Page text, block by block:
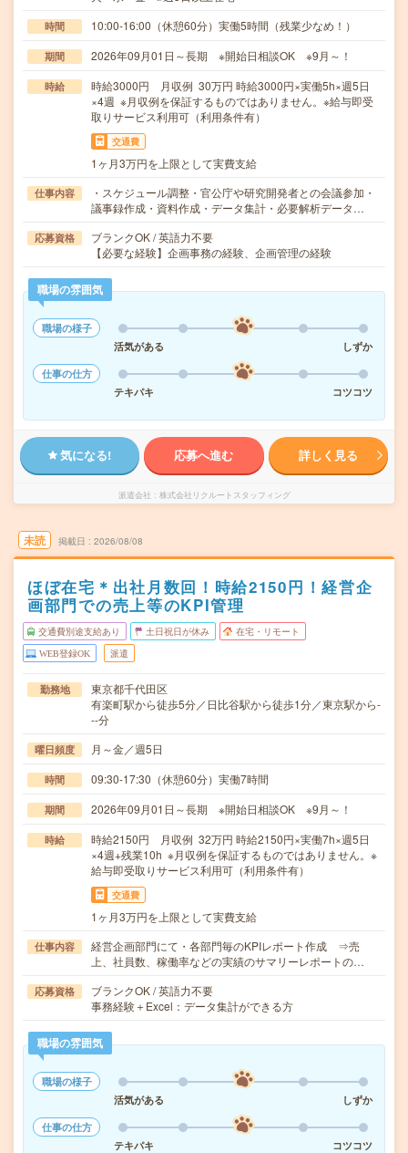
時間 10:00-16:00（休憩60分）実働5時間（残業少なめ！）
期間 2026年09月01日～長期 ※開始日相談OK ※9月～！
時給
時給3000円 月収例 30万円 時給3000円×実働5h×週5日
×4週 ※月収例を保証するものではありません。※給与即受
取りサービス利用可（利用条件有）
交通費
1ヶ月3万円を上限として実費支給
仕事内容
・スケジュール調整・官公庁や研究開発者との会議参加・
議事録作成・資料作成・データ集計・必要解析データ…
応募資格
ブランクOK / 英語力不要
【必要な経験】企画事務の経験、企画管理の経験
職場の雰囲気
職場の様子
活気がある
しずか
仕事の仕方
テキパキ
コツコツ
気になる! 応募へ進む 詳しく見る
派遣会社 株式会社リクルートスタッフィング
未読 掲載日 2026/08/08
ほぼ在宅＊出社月数回！時給2150円！経営企
画部門での売上等のKPI管理
交通費別途支給あり 土日祝日が休み 在宅・リモート
WEB登録OK 派遣
勤務地
東京都千代田区
有楽町駅から徒歩5分／日比谷駅から徒歩1分／東京駅から-
--分
曜日頻度 月～金／週5日
時間 09:30-17:30（休憩60分）実働7時間
期間 2026年09月01日～長期 ※開始日相談OK ※9月～！
時給
時給2150円 月収例 32万円 時給2150円×実働7h×週5日
×4週+残業10h ※月収例を保証するものではありません。※
給与即受取りサービス利用可（利用条件有）
交通費
1ヶ月3万円を上限として実費支給
仕事内容
経営企画部門にて・各部門毎のKPIレポート作成 ⇒売
上、社員数、稼働率などの実績のサマリーレポートの…
応募資格
ブランクOK / 英語力不要
事務経験＋Excel：データ集計ができる方
職場の雰囲気
職場の様子
活気がある
しずか
仕事の仕方
テキパキ
コツコツ